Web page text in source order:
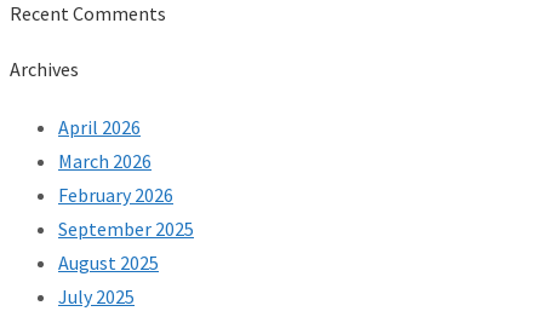
Recent Comments
Archives
April 2026
March 2026
February 2026
September 2025
August 2025
July 2025